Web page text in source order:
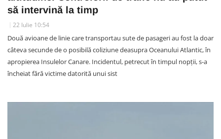
să intervină la timp
22 Iulie 10:54
Două avioane de linie care transportau sute de pasageri au fost la doar
câteva secunde de o posibilă coliziune deasupra Oceanului Atlantic, în
apropierea Insulelor Canare. Incidentul, petrecut în timpul nopții, s-a
încheiat fără victime datorită unui sist